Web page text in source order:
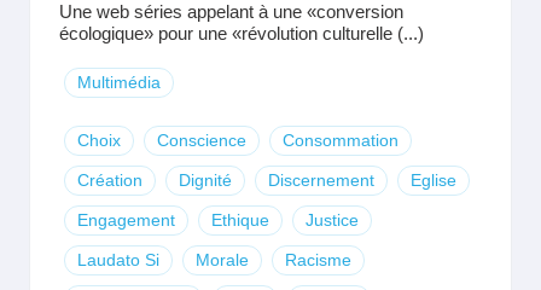
Une web séries appelant à une «conversion
écologique» pour une «révolution culturelle (...)
Multimédia
Choix Conscience Consommation
Création Dignité Discernement Eglise
Engagement Ethique Justice
Laudato Si Morale Racisme